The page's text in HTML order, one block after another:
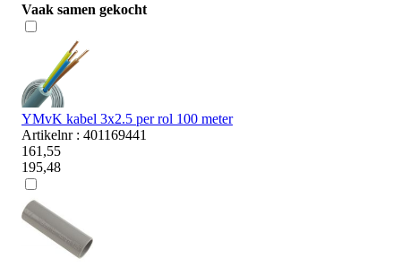
Vaak samen gekocht
YMvK kabel 3x2.5 per rol 100 meter
Artikelnr : 401169441
161,55
195,48